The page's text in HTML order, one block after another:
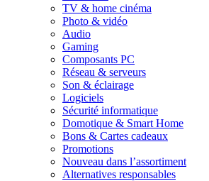
TV & home cinéma
Photo & vidéo
Audio
Gaming
Composants PC
Réseau & serveurs
Son & éclairage
Logiciels
Sécurité informatique
Domotique & Smart Home
Bons & Cartes cadeaux
Promotions
Nouveau dans l’assortiment
Alternatives responsables